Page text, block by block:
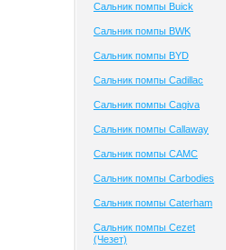
Сальник помпы Buick
Сальник помпы BWK
Сальник помпы BYD
Сальник помпы Cadillac
Сальник помпы Cagiva
Сальник помпы Callaway
Сальник помпы CAMC
Сальник помпы Carbodies
Сальник помпы Caterham
Сальник помпы Cezet
(Чезет)